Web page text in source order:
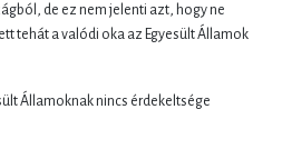
de ez nem jelenti azt, hogy ne
tehát a valódi oka az Egyesült Államok
Államoknak nincs érdekeltsége